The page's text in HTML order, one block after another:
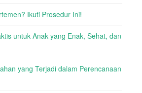
Ikuti Prosedur Ini!
untuk Anak yang Enak, Sehat, dan
yang Terjadi dalam Perencanaan